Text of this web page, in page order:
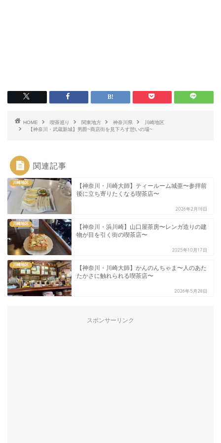
HOME 喫茶巡り 関東地方 神奈川県
川崎地区
【神奈川・武蔵新城】男爵~商店街を見下ろす憩いの場~
関連記事
川崎地区
【神奈川・川崎大師】ティールーム城亜〜参拝前
後に立ち寄りたくなる喫茶店〜
2026年2月18日
川崎地区
【神奈川・浜川崎】山口屋茶房〜レンガ造りの建
物が目を引く街の喫茶店〜
2025年10月17日
川崎地区
【神奈川・川崎大師】かんのんちゃま〜人のあた
たかさに触れられる喫茶店〜
2026年5月28日
スポンサーリンク